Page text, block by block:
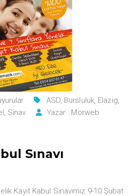
ASD, Bursluluk, Elazig,
, Sinav Yazar : Morweb
Sınavı
Kayıt Kabul Sınavımız 9-10 Şubat